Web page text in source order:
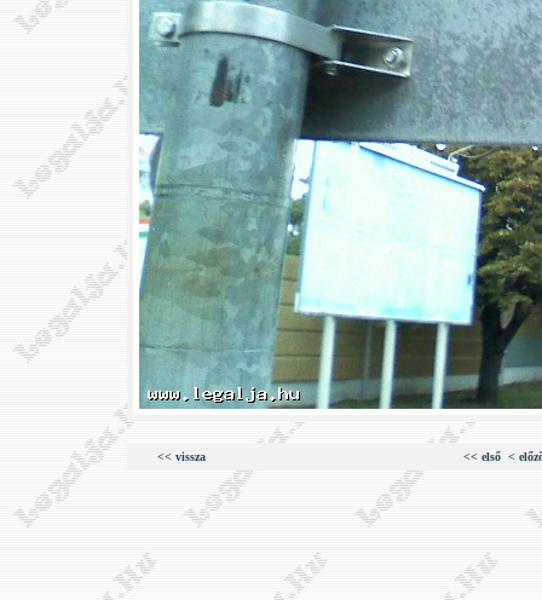
<< vissza << első <